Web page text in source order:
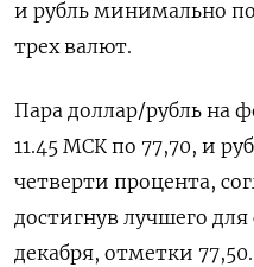
и рубль минимально
трех валют.
Пара доллар/рубль на
11.45 МСК по 77,70, и
четверти процента,
достигнув лучшего для
декабря, отметки 77,50.